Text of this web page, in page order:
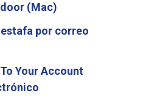
(Mac)
por correo
Your Account